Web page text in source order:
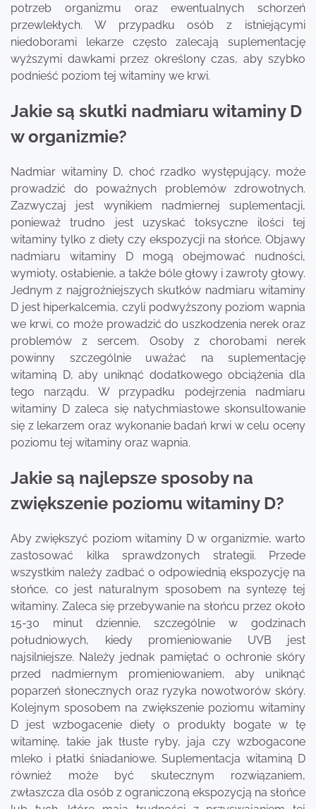
potrzeb organizmu oraz ewentualnych schorzeń
przewlekłych. W przypadku osób z istniejącymi
niedoborami lekarze często zalecają suplementację
wyższymi dawkami przez określony czas, aby szybko
podnieść poziom tej witaminy we krwi.
Jakie są skutki nadmiaru witaminy D
w organizmie?
Nadmiar witaminy D, choć rzadko występujący, może
prowadzić do poważnych problemów zdrowotnych.
Zazwyczaj jest wynikiem nadmiernej suplementacji,
ponieważ trudno jest uzyskać toksyczne ilości tej
witaminy tylko z diety czy ekspozycji na słońce. Objawy
nadmiaru witaminy D mogą obejmować nudności,
wymioty, osłabienie, a także bóle głowy i zawroty głowy.
Jednym z najgroźniejszych skutków nadmiaru witaminy
D jest hiperkalcemia, czyli podwyższony poziom wapnia
we krwi, co może prowadzić do uszkodzenia nerek oraz
problemów z sercem. Osoby z chorobami nerek
powinny szczególnie uważać na suplementację
witaminą D, aby uniknąć dodatkowego obciążenia dla
tego narządu. W przypadku podejrzenia nadmiaru
witaminy D zaleca się natychmiastowe skonsultowanie
się z lekarzem oraz wykonanie badań krwi w celu oceny
poziomu tej witaminy oraz wapnia.
Jakie są najlepsze sposoby na
zwiększenie poziomu witaminy D?
Aby zwiększyć poziom witaminy D w organizmie, warto
zastosować kilka sprawdzonych strategii. Przede
wszystkim należy zadbać o odpowiednią ekspozycję na
słońce, co jest naturalnym sposobem na syntezę tej
witaminy. Zaleca się przebywanie na słońcu przez około
15-30 minut dziennie, szczególnie w godzinach
południowych, kiedy promieniowanie UVB jest
najsilniejsze. Należy jednak pamiętać o ochronie skóry
przed nadmiernym promieniowaniem, aby uniknąć
poparzeń słonecznych oraz ryzyka nowotworów skóry.
Kolejnym sposobem na zwiększenie poziomu witaminy
D jest wzbogacenie diety o produkty bogate w tę
witaminę, takie jak tłuste ryby, jaja czy wzbogacone
mleko i płatki śniadaniowe. Suplementacja witaminą D
również może być skutecznym rozwiązaniem,
zwłaszcza dla osób z ograniczoną ekspozycją na słońce